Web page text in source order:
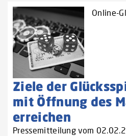
Online-
Ziele der
mit Öffnung des
erreichen
Pressemitteilung vom